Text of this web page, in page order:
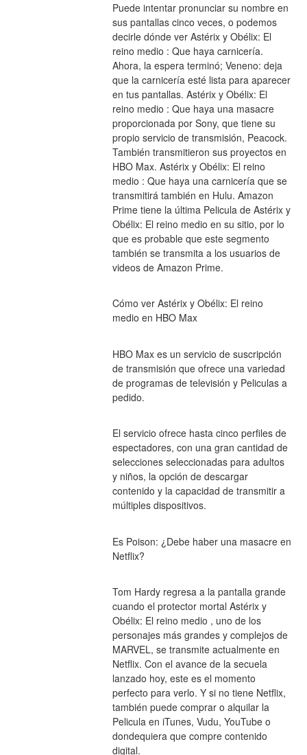
Puede intentar pronunciar su nombre en
sus pantallas cinco veces, o podemos
decirle dónde ver Astérix y Obélix: El
reino medio : Que haya carnicería.
Ahora, la espera terminó; Veneno: deja
que la carnicería esté lista para aparecer
en tus pantallas. Astérix y Obélix: El
reino medio : Que haya una masacre
proporcionada por Sony, que tiene su
propio servicio de transmisión, Peacock.
También transmitieron sus proyectos en
HBO Max. Astérix y Obélix: El reino
medio : Que haya una carnicería que se
transmitirá también en Hulu. Amazon
Prime tiene la última Pelicula de Astérix y
Obélix: El reino medio en su sitio, por lo
que es probable que este segmento
también se transmita a los usuarios de
videos de Amazon Prime.
Cómo ver Astérix y Obélix: El reino
medio en HBO Max
HBO Max es un servicio de suscripción
de transmisión que ofrece una variedad
de programas de televisión y Peliculas a
pedido.
El servicio ofrece hasta cinco perfiles de
espectadores, con una gran cantidad de
selecciones seleccionadas para adultos
y niños, la opción de descargar
contenido y la capacidad de transmitir a
múltiples dispositivos.
Es Poison: ¿Debe haber una masacre en
Netflix?
Tom Hardy regresa a la pantalla grande
cuando el protector mortal Astérix y
Obélix: El reino medio , uno de los
personajes más grandes y complejos de
MARVEL, se transmite actualmente en
Netflix. Con el avance de la secuela
lanzado hoy, este es el momento
perfecto para verlo. Y si no tiene Netflix,
también puede comprar o alquilar la
Pelicula en iTunes, Vudu, YouTube o
dondequiera que compre contenido
digital.